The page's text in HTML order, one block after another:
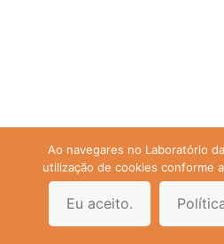
Ao navegares no Laboratório
utilização de cookies conforme
Eu aceito.